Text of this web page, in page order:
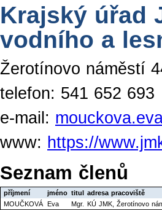
Krajský úřad
vodního a
Žerotínovo náměstí
telefon: 541 652 693
e-mail:
www: https://
Seznam členů
příjmení jméno titul adresa pracoviště
MOUČKOVÁ Eva Mgr. KÚ JMK, Žerotínovo